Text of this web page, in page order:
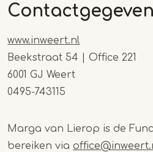
www.inweert.nl
Beekstraat 54 | Office 221
6001 GJ Weert
0495-743115
Marga van Lierop is de
bereiken via